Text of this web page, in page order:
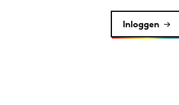
Inloggen